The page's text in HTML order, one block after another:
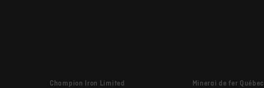
Champion Iron Limited
Minerai de fer Québec